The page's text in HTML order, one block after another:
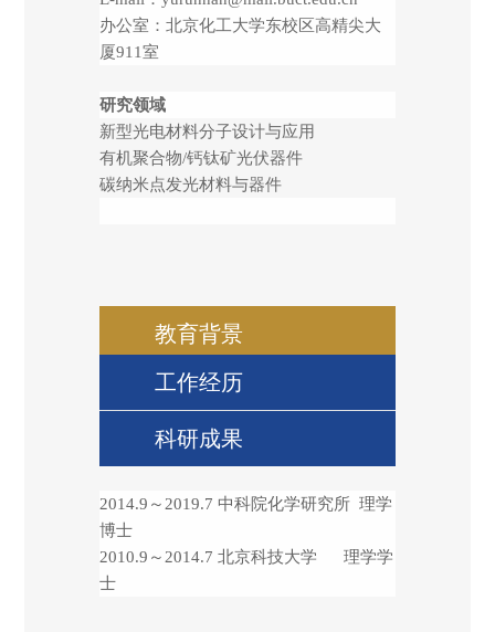
办公室：北京化工大学东校区高精尖大
厦911室
研究领域
新型光电材料分子设计与应用
有机聚合物/钙钛矿光伏器件
碳纳米点发光材料与器件
教育背景
工作经历
科研成果
2014.9 ～ 2019.7中科院化学研究所 理学
博士
2010.9 ～ 2014.7北京科技大学
理学学
士